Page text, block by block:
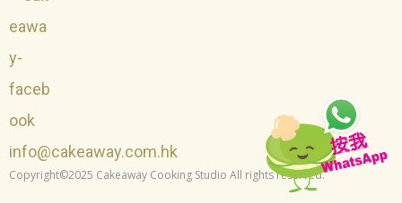
info@cakeaway.com.hk
Copyright©2025 Cakeaway Cooking Studio All rights reserved.